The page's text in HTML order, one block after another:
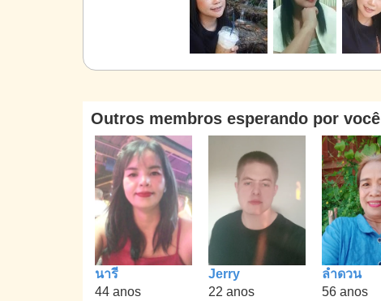
Outros membros esperando por você
นารี
44 anos
Jerry
22 anos
ลำดวน
56 anos